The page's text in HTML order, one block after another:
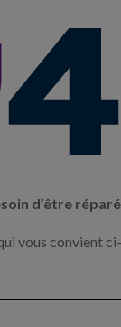
d’être
vous convient